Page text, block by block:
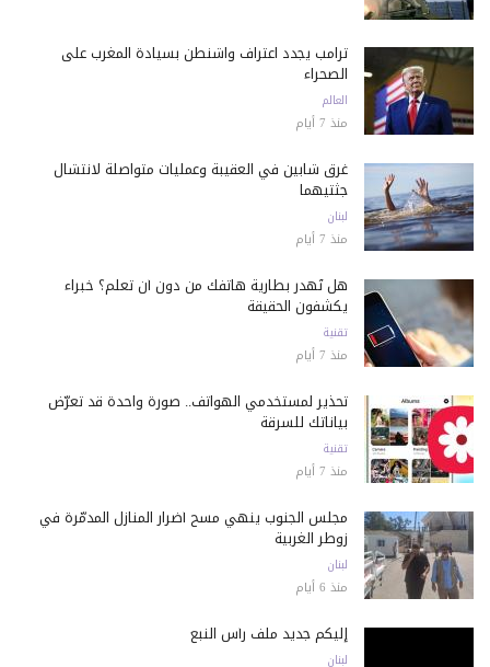
ترامب يجدد اعتراف واشنطن بسيادة المغرب على
الصحراء
العالم
منذ 7 أيام
غرق شابين في العقيبة وعمليات متواصلة لانتشال
جثتيهما
لبنان
منذ 7 أيام
هل تُهدر بطارية هاتفك من دون أن تعلم؟ خبراء
يكشفون الحقيقة
تقنية
منذ 7 أيام
تحذير لمستخدمي الهواتف.. صورة واحدة قد تعرّض
بياناتك للسرقة
تقنية
منذ 7 أيام
مجلس الجنوب ينهي مسح أضرار المنازل المدمّرة في
زوطر الغربية
لبنان
منذ 6 أيام
إليكم جديد ملف رأس النبع
لبنان